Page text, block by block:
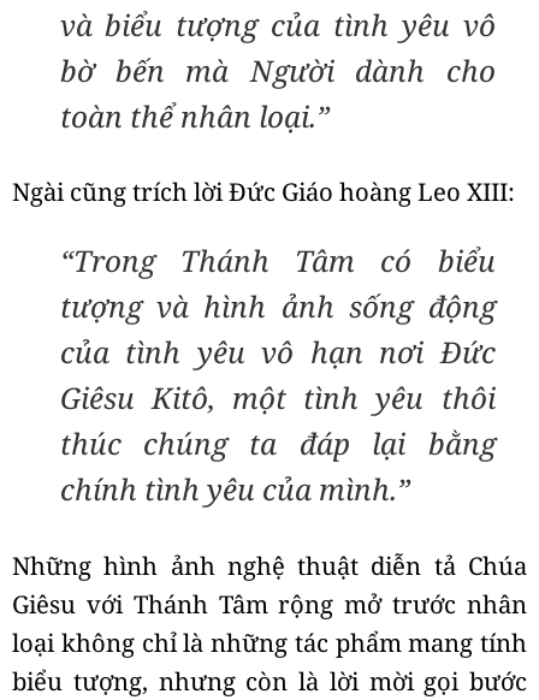
và biểu tượng của tình yêu vô
bờ bến mà Người dành cho
toàn thể nhân loại.”
Ngài cũng trích lời Đức Giáo hoàng Leo XIII:
“Trong Thánh Tâm có biểu
tượng và hình ảnh sống động
của tình yêu vô hạn nơi Đức
Giêsu Kitô, một tình yêu thôi
thúc chúng ta đáp lại bằng
chính tình yêu của mình.”
Những hình ảnh nghệ thuật diễn tả Chúa
Giêsu với Thánh Tâm rộng mở trước nhân
loại không chỉ là những tác phẩm mang tính
biểu tượng, nhưng còn là lời mời gọi bước